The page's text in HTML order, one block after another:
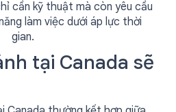
cần kỹ thuật mà còn yêu cầu
làm việc dưới áp lực thời
gian.
tại Canada sẽ